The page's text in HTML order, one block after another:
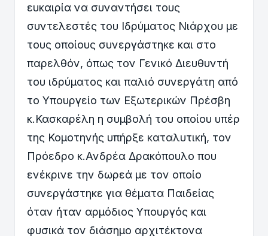
ευκαιρία να συναντήσει τους
συντελεστές του Ιδρύματος Νιάρχου με
τους οποίους συνεργάστηκε και στο
παρελθόν, όπως τον Γενικό Διευθυντή
του ιδρύματος και παλιό συνεργάτη από
το Υπουργείο των Εξωτερικών Πρέσβη
κ.Κασκαρέλη η συμβολή του οποίου υπέρ
της Κομοτηνής υπήρξε καταλυτική, τον
Πρόεδρο κ.Ανδρέα Δρακόπουλο που
ενέκρινε την δωρεά με τον οποίο
συνεργάστηκε για θέματα Παιδείας
όταν ήταν αρμόδιος Υπουργός και
φυσικά τον διάσημο αρχιτέκτονα